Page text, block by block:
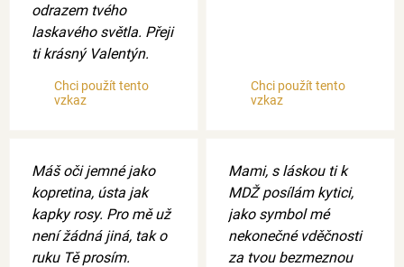
odrazem tvého
laskavého světla. Přeji
ti krásný Valentýn.
Chci použít tento
vzkaz
Chci použít tento
vzkaz
Máš oči jemné jako
kopretina, ústa jak
kapky rosy. Pro mě už
není žádná jiná, tak o
ruku Tě prosím.
Mami, s láskou ti k
MDŽ posílám kytici,
jako symbol mé
nekonečné vděčnosti
za tvou bezmeznou